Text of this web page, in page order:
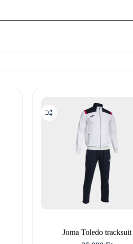
Joma Toledo tracksuit